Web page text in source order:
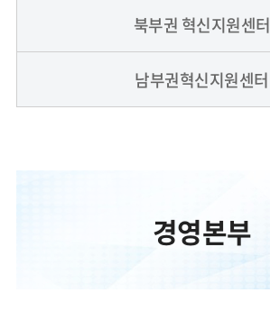
북부권 혁신지원센터
남부권혁신지원센터
경영본부